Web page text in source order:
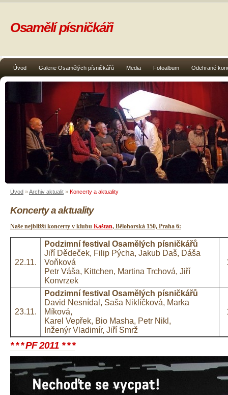
Úvod Galerie Osamělých písničkářů Media Fotoalbum Odehrané
Osamělí písničkáři
Úvod »Archiv aktualit » Koncerty a aktuality
Koncerty a aktuality
Naše nejbližší koncerty v klubu Kaštan, Bělohorská 150, Praha 6:
22.11.
Podzimní festival Osamělých písničkářů
Jiří Dědeček, Filip Pýcha, Jakub Daš, Dáša
Voňková
Petr Váša, Kittchen, Martina Trchová, Jiří
Konvrzek
23.11.
Podzimní festival Osamělých písničkářů
David Nesnídal, Saša Niklíčková, Marka
Míková,
Karel Vepřek, Bio Masha, Petr Nikl,
Inženýr Vladimír, Jiří Smrž
* * * PF 2011 * * *